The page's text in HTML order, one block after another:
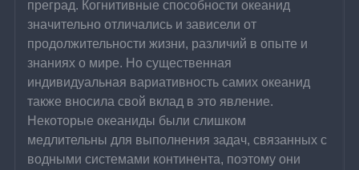
преград. Когнитивные способности океанид
значительно отличались и зависели от
продолжительности жизни, различий в опыте и
знаниях о мире. Но существенная
индивидуальная вариативность самих океанид
также вносила свой вклад в это явление.
Некоторые океаниды были слишком
медлительны для выполнения задач, связанных с
водными системами континента, поэтому они